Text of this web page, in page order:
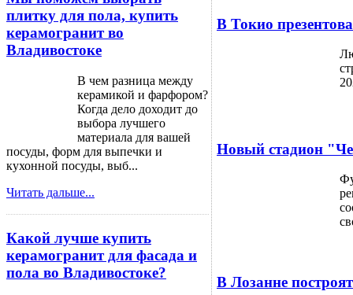
плитку для пола, купить
керамогранит во
Владивостоке
В чем разница между
керамикой и фарфором?
Когда дело доходит до
выбора лучшего
материала для вашей
посуды, форм для выпечки и
кухонной посуды, выб...
Читать дальше...
Какой лучше купить
керамогранит для фасада и
пола во Владивостоке?
В Токио
Новый стадион
В Лозанне